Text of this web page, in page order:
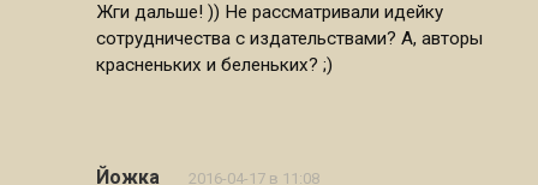
Жги дальше! )) Не рассматривали идейку
сотрудничества с издательствами? А, авторы
красненьких и беленьких? ;)
Йожка 2016-04-17 в 11:08